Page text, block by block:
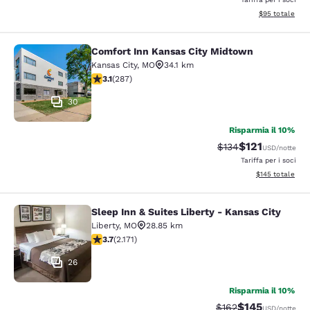
Visualizza i
$95 totale
Comfort Inn Kansas City Midtown
30
Comfort Inn Kansas City Midtown
Kansas City, MO
34.1 km
Valutazione di 3.12 stelle. Buono. 287 recensioni
3.1(287)
Risparmia il 10%
Tariffa di
$134Tariffa
$121USD/notte
Tariffa per i soci
Visualizza i
$145 totale
Sleep Inn & Suites Liberty - Kansas
26
Sleep Inn & Suites Liberty - Kansas City
Liberty, MO
28.85 km
Valutazione di 3.71 stelle. Buono. 2171 recensioni
3.7(2.171)
Risparmia il 10%
Tariffa di barratura:
$162Tariffa
$145USD/notte